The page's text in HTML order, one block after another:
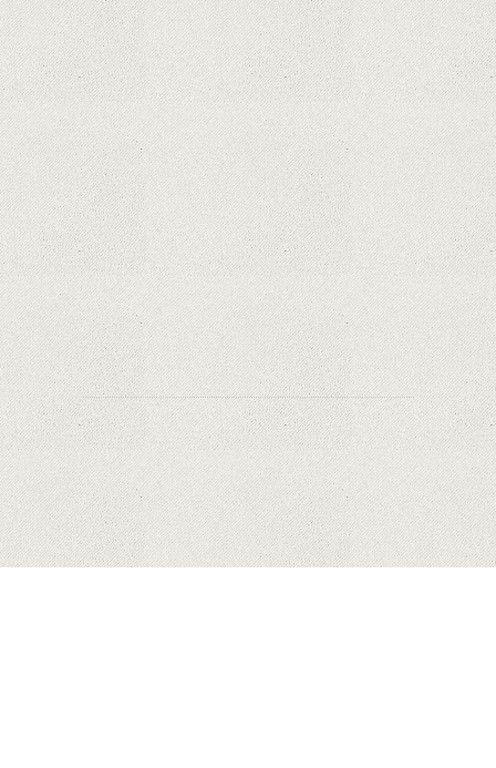
victimelor, folosind doar cartela SIM
Samsung Galaxy S21 Ultra: cel mai bun telefon
Android de pe piață
Orange a inclus telefoane premium
recondiționate în portofoliul său; Cum sunt
prețurile față de alte platforme similare?